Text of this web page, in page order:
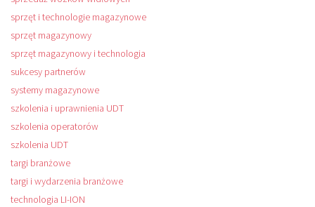
sprzęt i technologie magazynowe
sprzęt magazynowy
sprzęt magazynowy i technologia
sukcesy partnerów
systemy magazynowe
szkolenia i uprawnienia UDT
szkolenia operatorów
szkolenia UDT
targi branżowe
targi i wydarzenia branżowe
technologia LI-ION